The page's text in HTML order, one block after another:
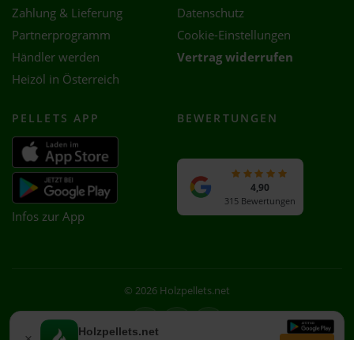
Holzpellets.net
Zahlung & Lieferung
Partnerprogramm
Händler werden
Heizöl in Österreich
Datenschutz
Cookie-Einstellungen
Vertrag widerrufen
PELLETS APP
Infos zur App
BEWERTUNGEN
4,90
315 Bewertungen
© 2026 Holzpellets.net
Facebook